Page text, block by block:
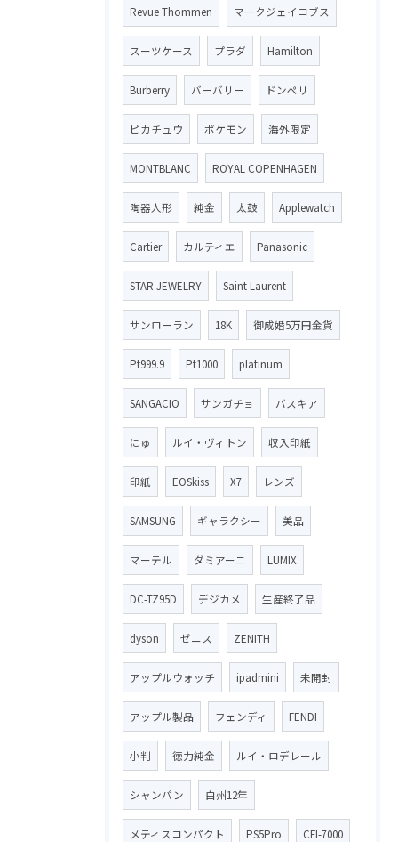
Revue Thommen マークジェイコブス
スーツケース プラダ Hamilton
Burberry バーバリー ドンペリ
ピカチュウ ポケモン 海外限定
MONTBLANC ROYAL COPENHAGEN
陶器人形 純金 太鼓 Applewatch
Cartier カルティエ Panasonic
STAR JEWELRY Saint Laurent
サンローラン 18K 御成婚5万円金貨
Pt999.9 Pt1000 platinum
SANGACIO サンガチョ バスキア
にゅ ルイ・ヴィトン 収入印紙
印紙 EOSkiss X7 レンズ
SAMSUNG ギャラクシー 美品
マーテル ダミアーニ LUMIX
DC-TZ95D デジカメ 生産終了品
dyson ゼニス ZENITH
アップルウォッチ ipadmini 未開封
アップル製品 フェンディ FENDI
小判 徳力純金 ルイ・ロデレール
シャンパン 白州12年
メティスコンパクト PS5Pro CFI-7000